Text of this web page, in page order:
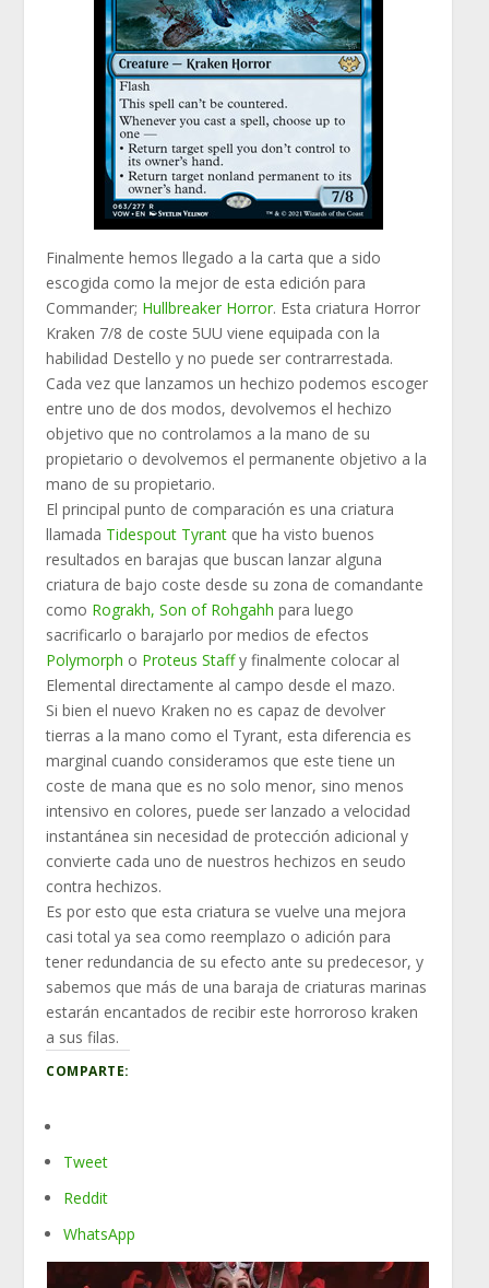
Finalmente hemos llegado a la carta que a sido
escogida como la mejor de esta edición para
Commander; Hullbreaker Horror. Esta criatura Horror
Kraken 7/8 de coste 5UU viene equipada con la
habilidad Destello y no puede ser contrarrestada.
Cada vez que lanzamos un hechizo podemos escoger
entre uno de dos modos, devolvemos el hechizo
objetivo que no controlamos a la mano de su
propietario o devolvemos el permanente objetivo a la
mano de su propietario.
El principal punto de comparación es una criatura
llamada Tidespout Tyrant que ha visto buenos
resultados en barajas que buscan lanzar alguna
criatura de bajo coste desde su zona de comandante
como Rograkh, Son of Rohgahh para luego
sacrificarlo o barajarlo por medios de efectos
Polymorph o Proteus Staffy finalmente colocar al
Elemental directamente al campo desde el mazo.
Si bien el nuevo Kraken no es capaz de devolver
tierras a la mano como el Tyrant, esta diferencia es
marginal cuando consideramos que este tiene un
coste de mana que es no solo menor, sino menos
intensivo en colores, puede ser lanzado a velocidad
instantánea sin necesidad de protección adicional y
convierte cada uno de nuestros hechizos en seudo
contra hechizos.
Es por esto que esta criatura se vuelve una mejora
casi total ya sea como reemplazo o adición para
tener redundancia de su efecto ante su predecesor, y
sabemos que más de una baraja de criaturas marinas
estarán encantados de recibir este horroroso kraken
a sus filas.
COMPARTE:
Tweet
Reddit
WhatsApp